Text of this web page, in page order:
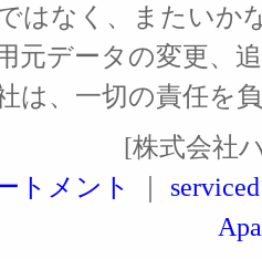
はなく、またいか
元データの変更、
は、一切の責任を
[株式会社
トメント